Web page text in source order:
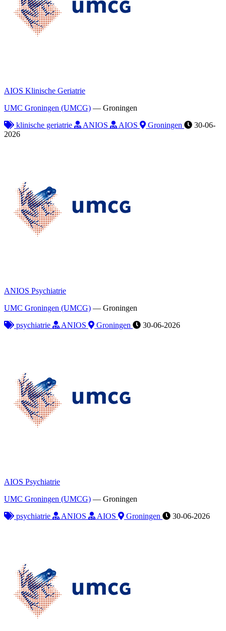
AIOS Klinische Geriatrie
UMC Groningen (UMCG) — Groningen
klinische geriatrie
ANIOS AIOS Groningen
30-06-
2026
ANIOS Psychiatrie
UMC Groningen (UMCG) — Groningen
psychiatrie
ANIOS Groningen 30-06-2026
AIOS Psychiatrie
UMC Groningen (UMCG) — Groningen
psychiatrie
ANIOS AIOS Groningen 30-06-2026